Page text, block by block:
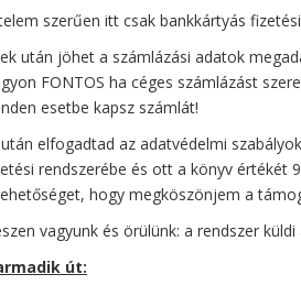
szerűen itt csak bankkártyás
után jöhet a számlázási adatok
FONTOS ha céges számlázást
esetbe kapsz számlát!
elfogadtad az adatvédelmi
rendszerébe és ott a könyv értékét
hogy megköszönjem a
vagyunk és örülünk: a rendszer
út: